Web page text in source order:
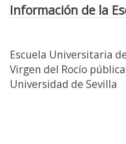
Información de la
Escuela Universitaria
Virgen del Rocío
Universidad de Sevilla